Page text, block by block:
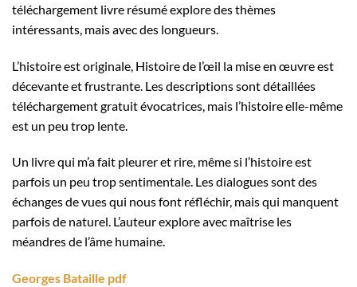
téléchargement livre résumé explore des thèmes
intéressants, mais avec des longueurs.
L’histoire est originale, Histoire de l’œil la mise en œuvre est
décevante et frustrante. Les descriptions sont détaillées
téléchargement gratuit évocatrices, mais l’histoire elle-même
est un peu trop lente.
Un livre qui m’a fait pleurer et rire, même si l’histoire est
parfois un peu trop sentimentale. Les dialogues sont des
échanges de vues qui nous font réfléchir, mais qui manquent
parfois de naturel. L’auteur explore avec maîtrise les
méandres de l’âme humaine.
Georges Bataille pdf